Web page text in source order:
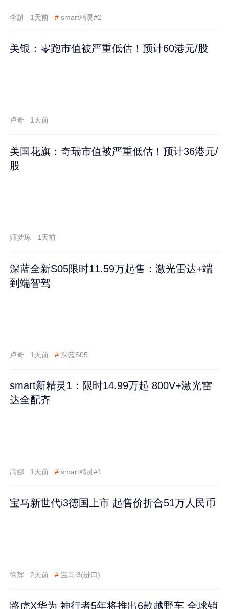
李超 1天前 # smart精灵#2
美银：零跑市值被严重低估！预计60港元/股
卢奇 1天前
美国花旗：奇瑞市值被严重低估！预计36港元/
股
师梦琼 1天前
深蓝全新S05限时11.59万起售：激光雷达+端
到端智驾
卢奇 1天前 # 深蓝S05
smart新精灵1：限时14.99万起 800V+激光雷
达全配齐
高娜 1天前 # smart精灵#1
宝马新世代i3德国上市 起售价折合51万人民币
徐辉 2天前 # 宝马i3(进口)
路虎X华为 神行者5年将推出6款越野车 全球销